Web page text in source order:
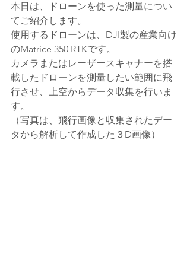
本日は、ドローンを使った測量につい
てご紹介します。
使用するドローンは、DJI製の産業向け
のMatrice 350 RTKです。
カメラまたはレーザースキャナーを搭
載したドローンを測量したい範囲に飛
行させ、上空からデータ収集を行いま
す。
（写真は、飛行画像と収集されたデー
タから解析して作成した３D画像）